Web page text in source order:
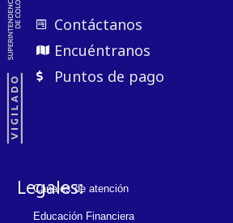
Contáctanos
Encuéntranos
Puntos de pago
Legales:
Canales de atención
Educación Financiera